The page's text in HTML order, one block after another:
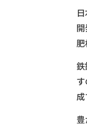
肥
鉄
成